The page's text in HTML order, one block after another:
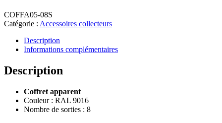
COFFA05-08S
Catégorie : Accessoires collecteurs
Description
Informations complémentaires
Description
Coffret apparent
Couleur : RAL 9016
Nombre de sorties : 8